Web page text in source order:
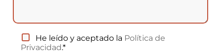
He leído y aceptado la Política de
Privacidad.*